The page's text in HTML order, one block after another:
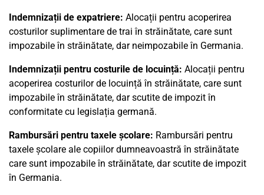
Indemnizații de expatriere: Alocații pentru acoperirea
costurilor suplimentare de trai în străinătate, care sunt
impozabile în străinătate, dar neimpozabile în Germania.
Indemnizații pentru costurile de locuință: Alocații pentru
acoperirea costurilor de locuință în străinătate, care sunt
impozabile în străinătate, dar scutite de impozit în
conformitate cu legislația germană.
Rambursări pentru taxele școlare: Rambursări pentru
taxele școlare ale copiilor dumneavoastră în străinătate
care sunt impozabile în străinătate, dar scutite de impozit
în Germania.